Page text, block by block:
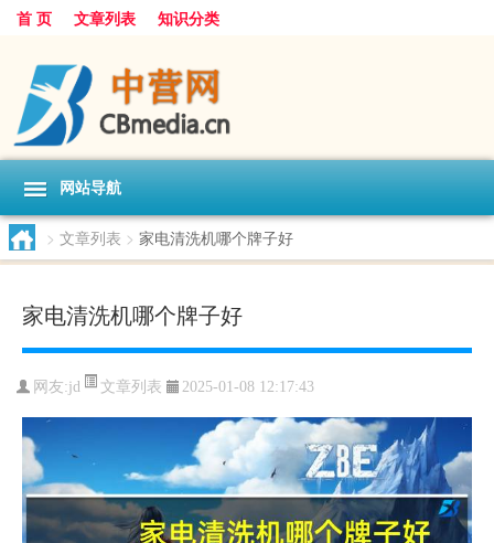
首 页 文章列表 知识分类
网站导航
> 文章列表 > 家电清洗机哪个牌子好
家电清洗机哪个牌子好
网友:jd 文章列表 2025-01-08 12:17:43